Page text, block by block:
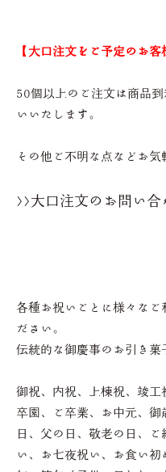
【大口注文をご予定のお客
50個以上のご注文は商品
いいたします。
その他ご不明な点などお気
>>大口注文のお問い合
各種お祝いごとに様々なご
ださい。
伝統的な御慶事のお引き菓
御祝、内祝、上棟祝、竣工
卒園、ご卒業、お中元、
日、父の日、敬老の日、
い、お七夜祝い、お食い